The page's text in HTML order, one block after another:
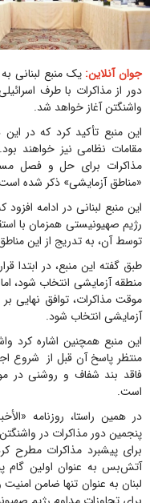
جوان آنلاین: یک منبع لبنانی
واشنگتن آغاز خواهد شد.
این منبع تأکید کرد که در
مقامات نظامی نیز خواهند
مذاکرات برای حل و فصل
«مناطق آزمایشی» ذکر شده
این منبع لبنانی در ادامه
رژیم صهیونیستی همزمان با
توسط آن، به تدریج از این
طبق گفته این منبع، در ابتدا
منطقه آزمایشی انتخاب شود،
موقت مذاکرات، توافق نهایی
آزمایشی انتخاب شود.
این منبع همچنین اشاره کرد
منتظر پاسخ آن قبل از شروع
فاقد بند شفاف و روشنی در
است.
در همین راستا، روزنامه
پنجمین دور مذاکرات در
برای پیشبرد مذاکرات مطرح
آتش‌بس به عنوان اولین گام
لبنان به عنوان تنها ضامن